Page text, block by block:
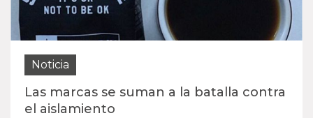
Noticia
Las marcas se suman a la batalla contra
el aislamiento